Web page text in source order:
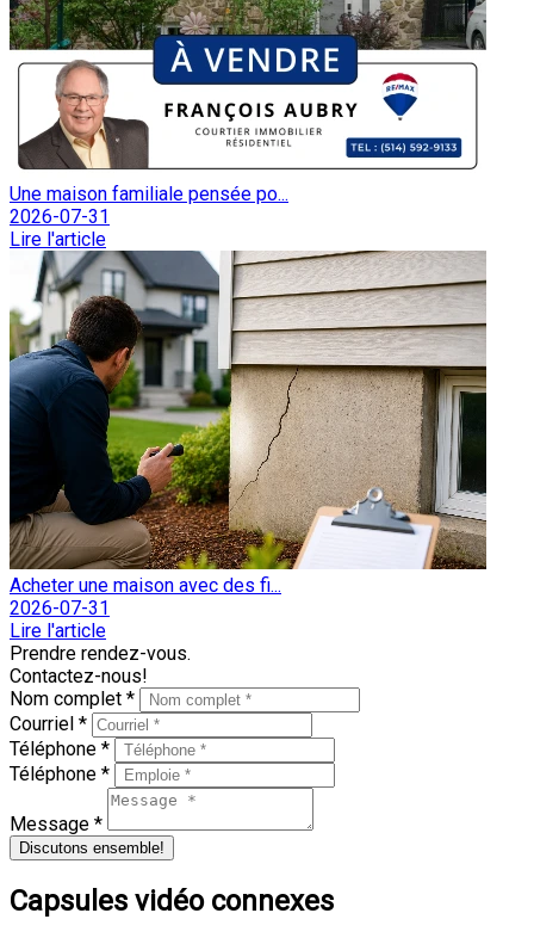
Une maison familiale pensée po...
2026-07-31
Lire l'article
Acheter une maison avec des fi...
2026-07-31
Lire l'article
Prendre rendez-vous.
Contactez-nous!
Nom complet *
Courriel *
Téléphone *
Téléphone *
Message *
Discutons ensemble!
Capsules vidéo connexes